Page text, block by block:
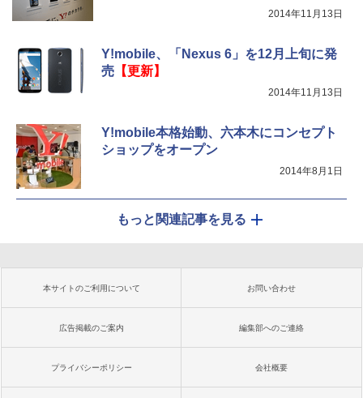
2014年11月13日
Y!mobile、「Nexus 6」を12月上旬に発
売【更新】
2014年11月13日
Y!mobile本格始動、六本木にコンセプト
ショップをオープン
2014年8月1日
もっと関連記事を見る
本サイトのご利用について お問い合わせ
広告掲載のご案内 編集部へのご連絡
プライバシーポリシー 会社概要